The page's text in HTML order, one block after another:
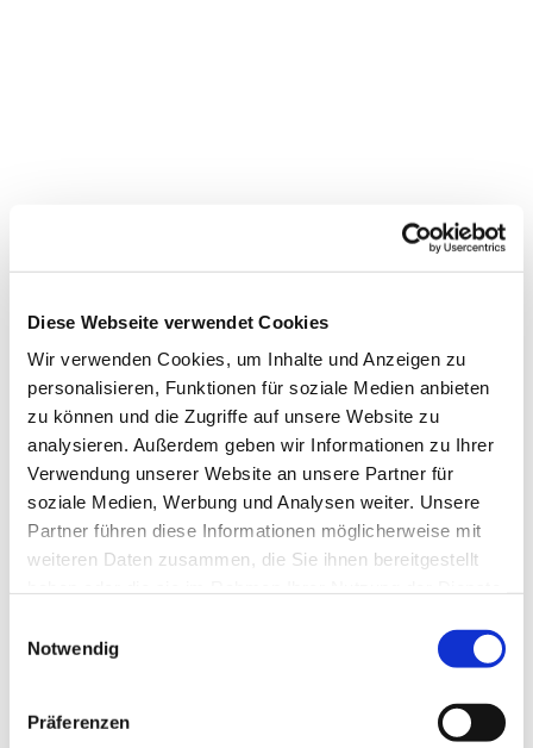
Diese Webseite verwendet Cookies
Wir verwenden Cookies, um Inhalte und Anzeigen zu
personalisieren, Funktionen für soziale Medien anbieten
zu können und die Zugriffe auf unsere Website zu
analysieren. Außerdem geben wir Informationen zu Ihrer
Verwendung unserer Website an unsere Partner für
soziale Medien, Werbung und Analysen weiter. Unsere
Partner führen diese Informationen möglicherweise mit
weiteren Daten zusammen, die Sie ihnen bereitgestellt
Notwendig
Präferenzen
Dies könnte Sie auch
interessieren